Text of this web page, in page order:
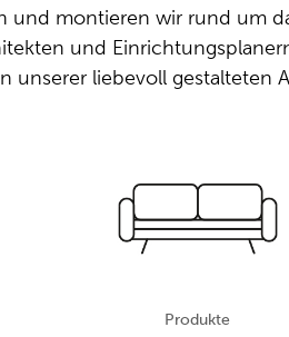
und montieren wir rund um
und
unserer liebevoll
Produkte